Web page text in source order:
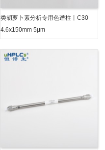
类胡萝卜素分析专用色谱柱丨C30
4.6x150mm 5μm